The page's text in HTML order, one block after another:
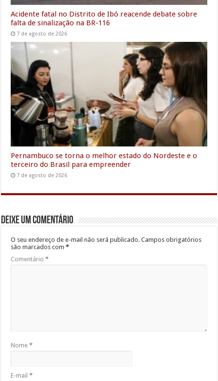
Acidente fatal no Distrito de Ibó reacende debate sobre
falta de sinalização na BR-116
7 de agosto de 2026
Pernambuco se torna o melhor estado do Nordeste e o
terceiro do Brasil para empreender
7 de agosto de 2026
Deixe um comentário
O seu endereço de e-mail não será publicado. Campos obrigatórios
são marcados com*
Comentário*
Nome*
E-mail*